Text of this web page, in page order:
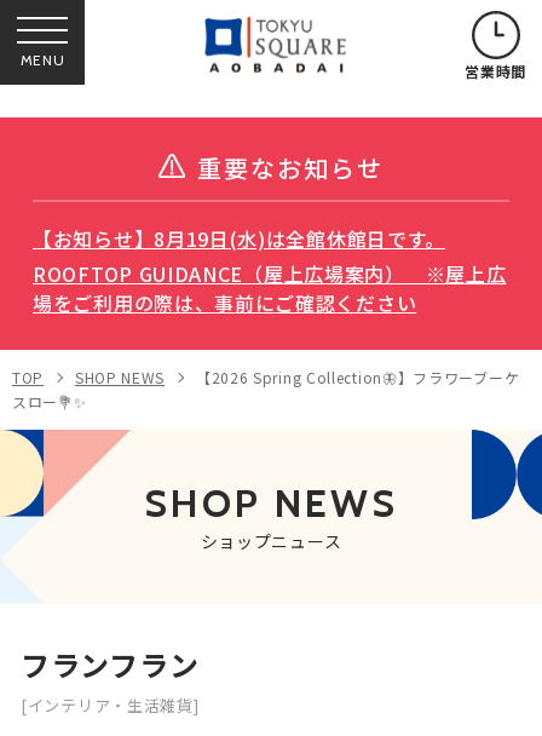
MENU 営業時間
重要なお知らせ
【お知らせ】8月19日(水)は全館休館日です。
ROOFTOP GUIDANCE（屋上広場案内） ※屋上広
場をご利用の際は、事前にご確認ください
TOP SHOP NEWS
【2026 Spring Collection🦋】フラワーブーケ
スロー💐✨
SHOP NEWS
ショップニュース
フランフラン
[インテリア・生活雑貨]